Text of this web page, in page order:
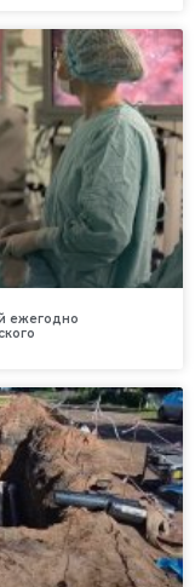
ежегодно